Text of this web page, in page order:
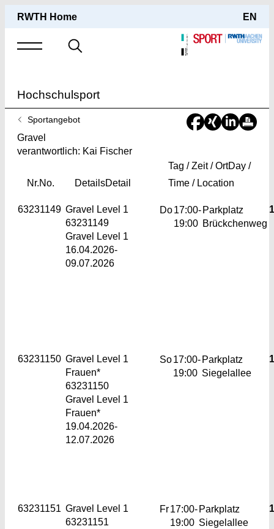
RWTH Home EN
Suche
Hochschulsport
Sie
sind
hier:
Sportangebot
Gravel
verantwortlich: Kai Fischer
Nr.No. DetailsDetail
Tag / Zeit / OrtDay /
Time / Location
63231149 Gravel
Level 1
63231149
Gravel Level 1
16.04.2026-
09.07.2026
Do17:00-
19:00
Parkplatz
Brückchenweg
63231150 Gravel
Level 1
Frauen*
63231150
Gravel Level 1
Frauen*
19.04.2026-
12.07.2026
So17:00-
19:00
Parkplatz
Siegelallee
63231151 Gravel
Level 1
63231151
Fr17:00-
19:00
Parkplatz
Siegelallee